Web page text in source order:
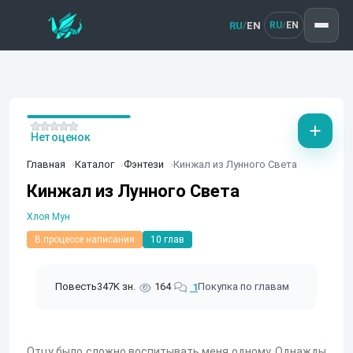
RU/EN RU/ EN
Главная Каталог Фэнтези Кинжал из Лунного Света
Кинжал из Лунного Света
Хлоя Мун
В процессе написания 10 глав
Повесть347K зн. 164 1Покупка по главам
Нет оценок